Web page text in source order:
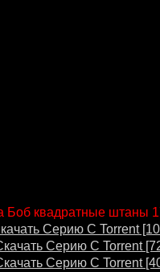
Боб квадратные штаны
Серию С Torrent
Серию С Torrent
Серию С Torrent